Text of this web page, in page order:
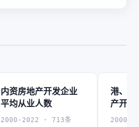
内资房地产开发企业
平均从业人数
2000-2022 · 713条
港、澳
产开发
人数
2000-